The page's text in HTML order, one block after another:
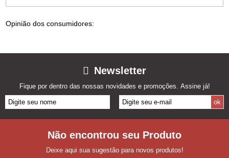
Opinião dos consumidores:
Newsletter
Fique por dentro das nossas novidades e promoções. Assine já!
Não encontrou seu Produto
Deixe aqui sua sugestão para novos produtos!